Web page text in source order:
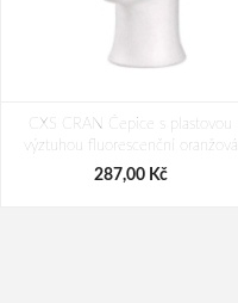
CXS CRAN Čepice s plastovou
výztuhou fluorescenční oranžová
287,00 Kč